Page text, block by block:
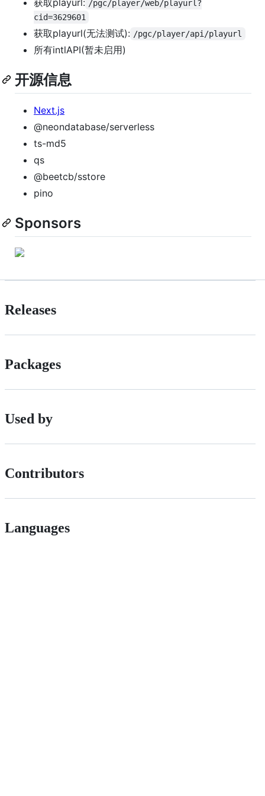
/pgc/player/web/playurl?
cid=3629601
获取playurl(无法测试): /pgc/player/api/playurl
所有intlAPI(暂未启用)
开源信息
Next.js
@neondatabase/serverless
ts-md5
qs
@beetcb/sstore
pino
Sponsors
Releases
Packages
Used by
Contributors
Languages